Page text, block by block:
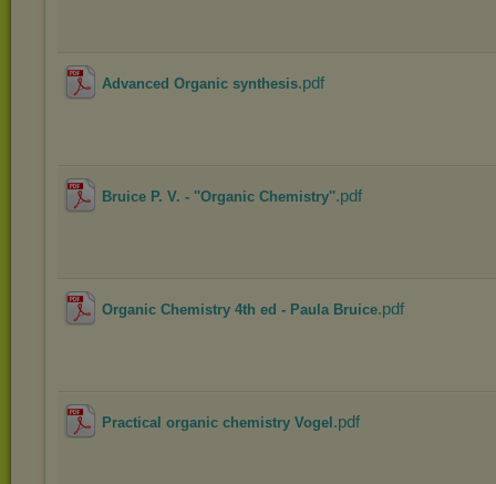
Advanced Organic synthesis.pdf
Bruice P. V. - ''Organic Chemistry''.pdf
Organic Chemistry 4th ed - Paula Bruice.pdf
Practical organic chemistry Vogel .pdf